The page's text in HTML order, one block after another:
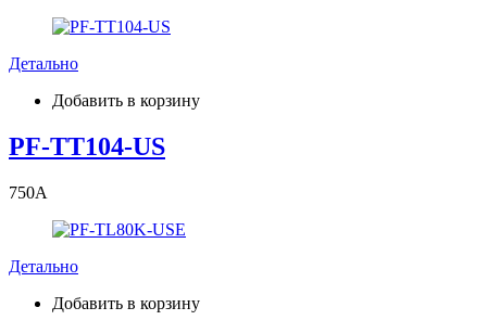
Детально
Добавить в корзину
PF-TT104-US
750A
Детально
Добавить в корзину